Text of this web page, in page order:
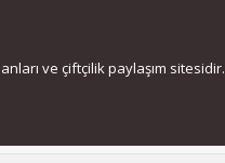
ve çiftçilik paylaşım sitesidir.